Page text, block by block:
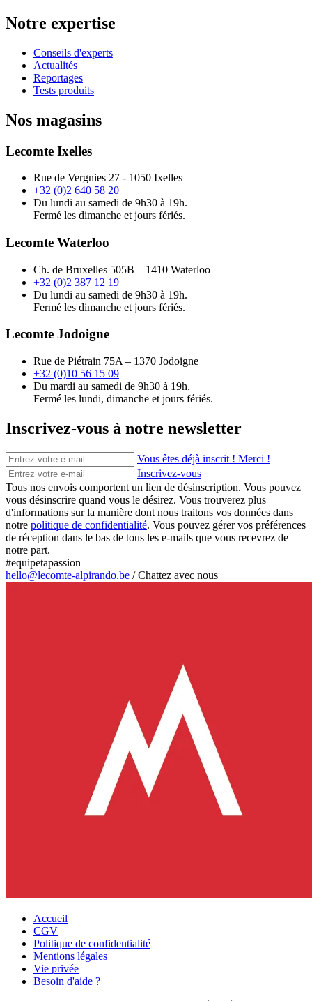
Notre expertise
Conseils d'experts
Actualités
Reportages
Tests produits
Nos magasins
Lecomte Ixelles
Rue de Vergnies 27 - 1050 Ixelles
+32 (0)2 640 58 20
Du lundi au samedi de 9h30 à 19h.
Fermé les dimanche et jours fériés.
Lecomte Waterloo
Ch. de Bruxelles 505B – 1410 Waterloo
+32 (0)2 387 12 19
Du lundi au samedi de 9h30 à 19h.
Fermé les dimanche et jours fériés.
Lecomte Jodoigne
Rue de Piétrain 75A – 1370 Jodoigne
+32 (0)10 56 15 09
Du mardi au samedi de 9h30 à 19h.
Fermé les lundi, dimanche et jours fériés.
Inscrivez-vous à notre newsletter
Vous êtes déjà inscrit ! Merci !
Inscrivez-vous
Tous nos envois comportent un lien de désinscription. Vous pouvez
vous désinscrire quand vous le désirez. Vous trouverez plus
d'informations sur la manière dont nous traitons vos données dans
notre politique de confidentialité. Vous pouvez gérer vos préférences
de réception dans le bas de tous les e-mails que vous recevrez de
notre part.
#equipetapassion
hello@lecomte-alpirando.be /Chattez avec nous
Accueil
CGV
Politique de confidentialité
Mentions légales
Vie privée
Besoin d'aide ?